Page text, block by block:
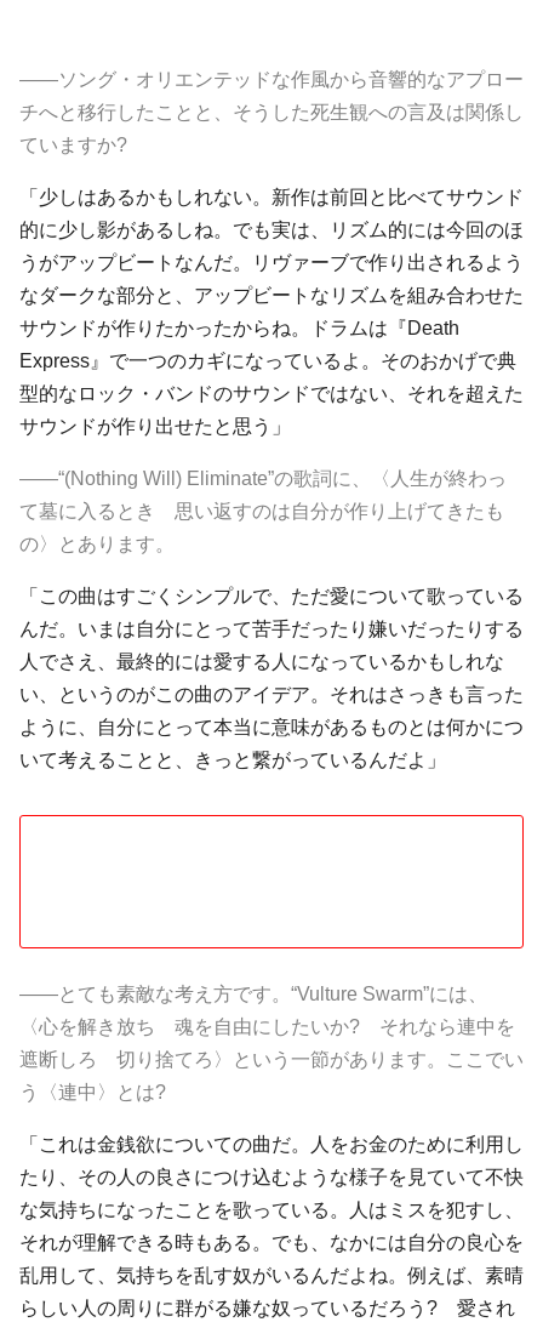
――ソング・オリエンテッドな作風から音響的なアプロー
チへと移行したことと、そうした死生観への言及は関係し
ていますか?
「少しはあるかもしれない。新作は前回と比べてサウンド
的に少し影があるしね。でも実は、リズム的には今回のほ
うがアップビートなんだ。リヴァーブで作り出されるよう
なダークな部分と、アップビートなリズムを組み合わせた
サウンドが作りたかったからね。ドラムは『Death
Express』で一つのカギになっているよ。そのおかげで典
型的なロック・バンドのサウンドではない、それを超えた
サウンドが作り出せたと思う」
――“(Nothing Will) Eliminate”の歌詞に、〈人生が終わっ
て墓に入るとき 思い返すのは自分が作り上げてきたも
の〉とあります。
「この曲はすごくシンプルで、ただ愛について歌っている
んだ。いまは自分にとって苦手だったり嫌いだったりする
人でさえ、最終的には愛する人になっているかもしれな
い、というのがこの曲のアイデア。それはさっきも言った
ように、自分にとって本当に意味があるものとは何かにつ
いて考えることと、きっと繋がっているんだよ」
――とても素敵な考え方です。“Vulture Swarm”には、
〈心を解き放ち 魂を自由にしたいか? それなら連中を
遮断しろ 切り捨てろ〉という一節があります。ここでい
う〈連中〉とは?
「これは金銭欲についての曲だ。人をお金のために利用し
たり、その人の良さにつけ込むような様子を見ていて不快
な気持ちになったことを歌っている。人はミスを犯すし、
それが理解できる時もある。でも、なかには自分の良心を
乱用して、気持ちを乱す奴がいるんだよね。例えば、素晴
らしい人の周りに群がる嫌な奴っているだろう? 愛され